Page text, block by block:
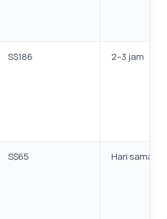
S$186 2–3 jam
S$65 Hari sama